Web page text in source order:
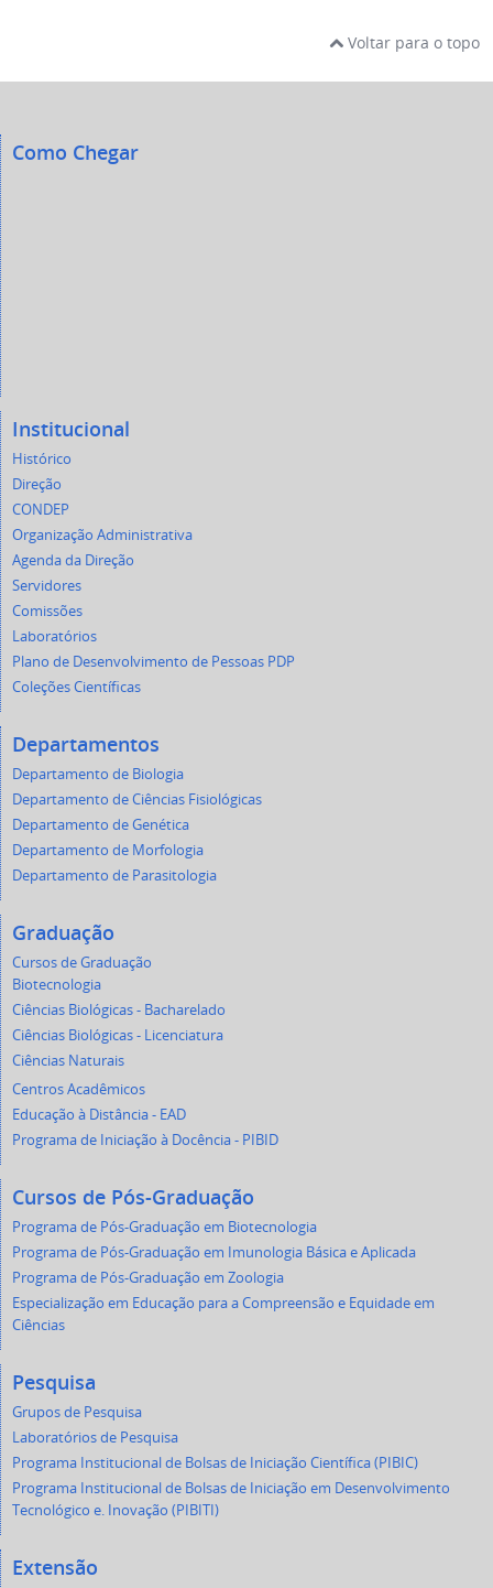
Voltar para o topo
Como Chegar
Institucional
Histórico
Direção
CONDEP
Organização Administrativa
Agenda da Direção
Servidores
Comissões
Laboratórios
Plano de Desenvolvimento de Pessoas PDP
Coleções Científicas
Departamentos
Departamento de Biologia
Departamento de Ciências Fisiológicas
Departamento de Genética
Departamento de Morfologia
Departamento de Parasitologia
Graduação
Cursos de Graduação
Biotecnologia
Ciências Biológicas - Bacharelado
Ciências Biológicas - Licenciatura
Ciências Naturais
Centros Acadêmicos
Educação à Distância - EAD
Programa de Iniciação à Docência - PIBID
Cursos de Pós-Graduação
Programa de Pós-Graduação em Biotecnologia
Programa de Pós-Graduação em Imunologia Básica e Aplicada
Programa de Pós-Graduação em Zoologia
Especialização em Educação para a Compreensão e Equidade em
Ciências
Pesquisa
Grupos de Pesquisa
Laboratórios de Pesquisa
Programa Institucional de Bolsas de Iniciação Científica (PIBIC)
Programa Institucional de Bolsas de Iniciação em Desenvolvimento
Tecnológico e. Inovação (PIBITI)
Extensão